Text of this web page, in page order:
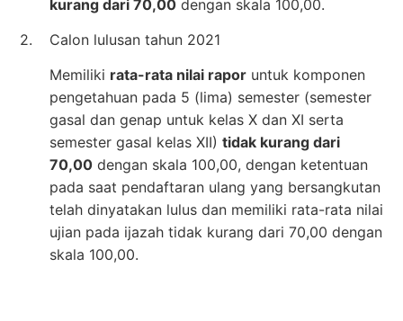
kurang dari 70,00 dengan skala 100,00.
2.
Calon lulusan tahun 2021
Memiliki rata-rata nilai rapor untuk komponen
pengetahuan pada 5 (lima) semester (semester
gasal dan genap untuk kelas X dan XI serta
semester gasal kelas XII) tidak kurang dari
70,00 dengan skala 100,00, dengan ketentuan
pada saat pendaftaran ulang yang bersangkutan
telah dinyatakan lulus dan memiliki rata-rata nilai
ujian pada ijazah tidak kurang dari 70,00 dengan
skala 100,00.